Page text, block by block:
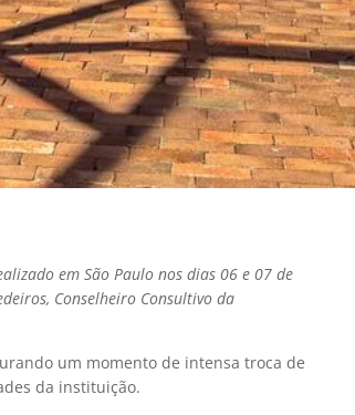
em São Paulo nos dias 06 e 07 de
Conselheiro Consultivo da
um momento de intensa troca de
da instituição.